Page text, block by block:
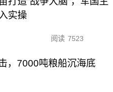
实操
阅读 7523
，7000吨粮船沉海底